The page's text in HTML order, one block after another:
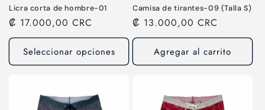
:
Licra corta de hombre-01
Precio
habitual
₡ 17.000,00 CRC
Seleccionar opciones
Camisa de tirantes-09 (Talla S)
Precio
habitual
₡ 13.000,00 CRC
Agregar al carrito